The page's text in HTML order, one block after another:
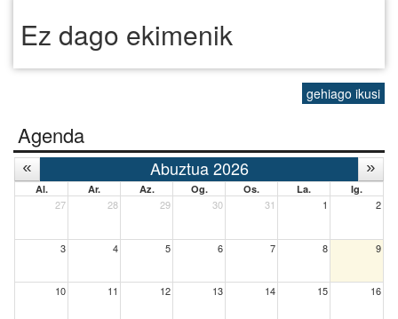
Ez dago ekimenik
gehiago ikusi
Agenda
Abuztua 2026
Al. Ar. Az. Og. Os. La. Ig.
27 28 29 30 31 1 2
3 4 5 6 7 8 9
10 11 12 13 14 15 16